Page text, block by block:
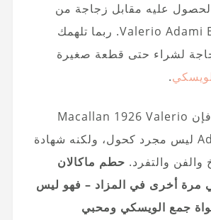
عليه مقابل زجاجة من
Valerio Adami Edition 1926. ربما تلهمك
لشراء حتى قطعة صغيرة
.
ونتيجة لذلك، فإن Macallan 1926 Valerio
Adami Edition ليس مجرد كحول، ولكنه شهادة
والفن والتفرد. حطم ماكالان
مرة أخرى في المزاد – فهو ليس
جمع الويسكي ومحبي